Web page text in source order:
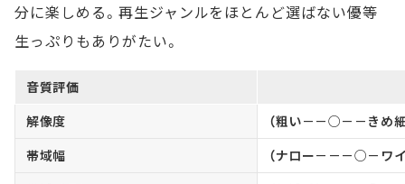
分に楽しめる。再生ジャンルをほとんど選ばない優等
生っぷりもありがたい。
音質評価
解像度
（粗い－－○－－きめ
帯域幅
（ナロー－－－○－ワ